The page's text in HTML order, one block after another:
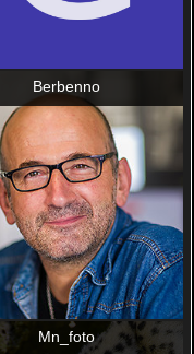
Berbenno
Mn_foto